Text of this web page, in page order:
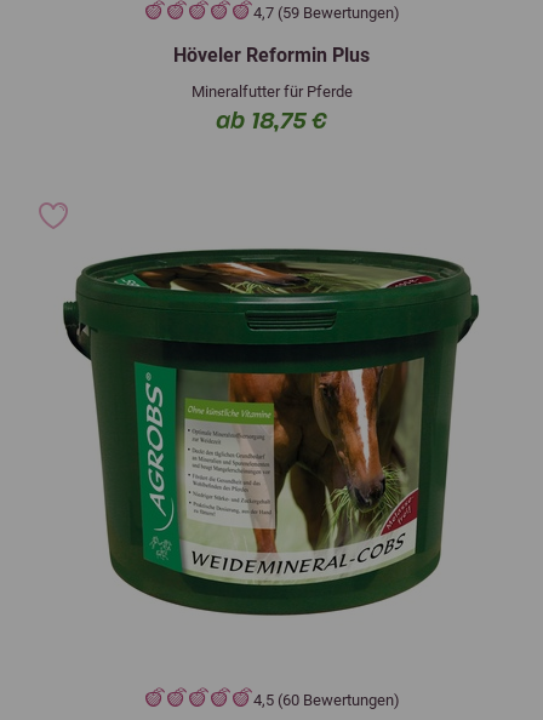
4,7 (59 Bewertungen)
Höveler Reformin Plus
Mineralfutter für Pferde
ab 18,75 €
4,5 (60 Bewertungen)